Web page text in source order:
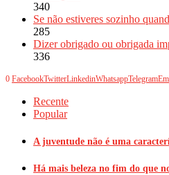
340
Se não estiveres sozinho
285
Dizer obrigado ou obrigada
336
0 FacebookTwitterLinkedinWhatsappTelegram
Recente
Popular
A juventude não é uma
Há mais beleza no fim do que